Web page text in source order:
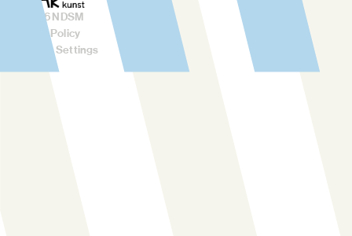
2026NDSM
Privacy Policy
Cookies Settings